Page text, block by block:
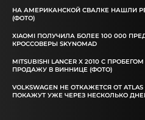
НА АМЕРИКАНСКОЙ СВАЛКЕ НАШЛИ
(ФОТО)
XIAOMI ПОЛУЧИЛА БОЛЕЕ 100 000
КРОССОВЕРЫ SKYNOMAD
MITSUBISHI LANCER X 2010 С
ПРОДАЖУ В ВИННИЦЕ (ФОТО)
VOLKSWAGEN НЕ ОТКАЖЕТСЯ ОТ
ПОКАЖУТ УЖЕ ЧЕРЕЗ НЕСКОЛЬКО